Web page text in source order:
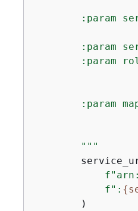
:param
:param
:param
:param
        """
f": {
        )